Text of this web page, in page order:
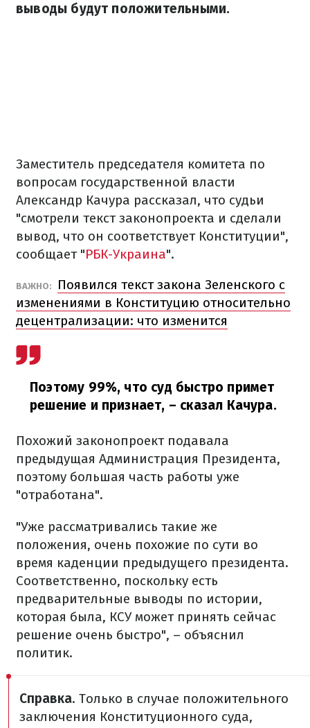
выводы будут положительными.
Заместитель председателя комитета по
вопросам государственной власти
Александр Качура рассказал, что судьи
"смотрели текст законопроекта и сделали
вывод, что он соответствует Конституции",
сообщает "РБК-Украина".
ВАЖНО:
Появился текст закона Зеленского с
изменениями в Конституцию относительно
децентрализации: что изменится
Поэтому 99%, что суд быстро примет
решение и признает, – сказал Качура.
Похожий законопроект подавала
предыдущая Администрация Президента,
поэтому большая часть работы уже
"отработана".
"Уже рассматривались такие же
положения, очень похожие по сути во
время каденции предыдущего президента.
Соответственно, поскольку есть
предварительные выводы по истории,
которая была, КСУ может принять сейчас
решение очень быстро", – объяснил
политик.
Справка. Только в случае положительного
заключения Конституционного суда,